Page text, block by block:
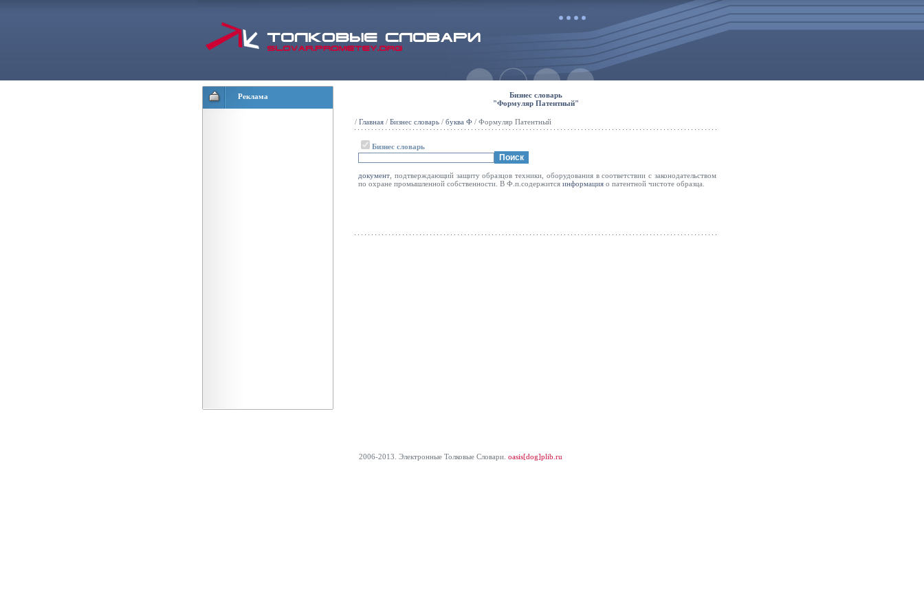
Реклама
Бизнес словарь
"Формуляр Патентный"
/ Главная / Бизнес словарь / буква Ф / Формуляр Патентный
Бизнес словарь
документ , подтверждающий защиту образцов техники, оборудования в соответствии с законодательством
по охране промышленной собственности. В Ф.п.содержится информация о патентной чистоте образца.
2006-2013. Электронные Толковые Cловари. oasis[dog]plib.ru